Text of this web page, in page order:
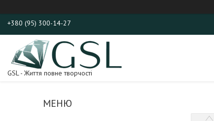
+380 (95) 300-14-27
GSL - Життя повне творчості